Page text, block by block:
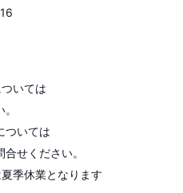
いては
ついては
せください。
季休業となります